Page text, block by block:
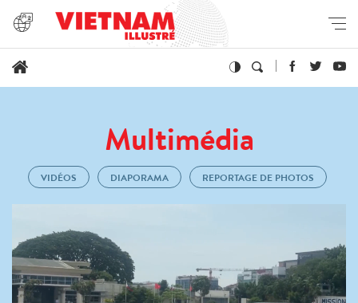
Multimédia
VIDÉOS DIAPORAMA REPORTAGE DE PHOTOS